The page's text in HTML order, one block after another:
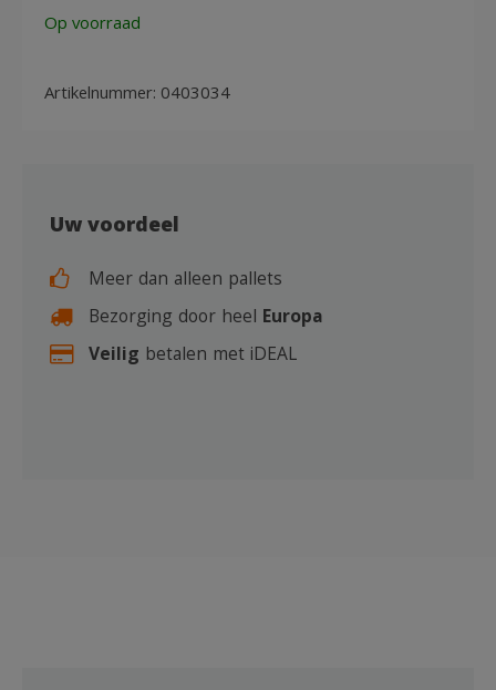
Op voorraad
Artikelnummer: 0403034
Uw voordeel
Meer dan alleen pallets
Bezorging door heel Europa
Veilig betalen met iDEAL